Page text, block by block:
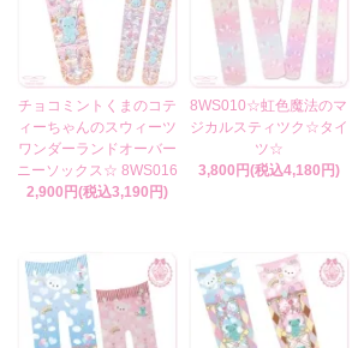
チョコミントくまのコテ
ィーちゃんのスウィーツ
ワンダーランドオーバー
ニーソックス☆ 8WS016
2,900円(税込3,190円)
8WS010☆虹色魔法のマ
ジカルスティツク☆タイ
ツ☆
3,800円(税込4,180円)